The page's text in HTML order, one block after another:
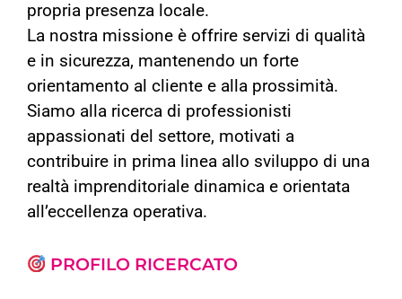
propria presenza locale.
La nostra missione è offrire servizi di qualità
e in sicurezza, mantenendo un forte
orientamento al cliente e alla prossimità.
Siamo alla ricerca di professionisti
appassionati del settore, motivati a
contribuire in prima linea allo sviluppo di una
realtà imprenditoriale dinamica e orientata
all’eccellenza operativa.
PROFILO RICERCATO